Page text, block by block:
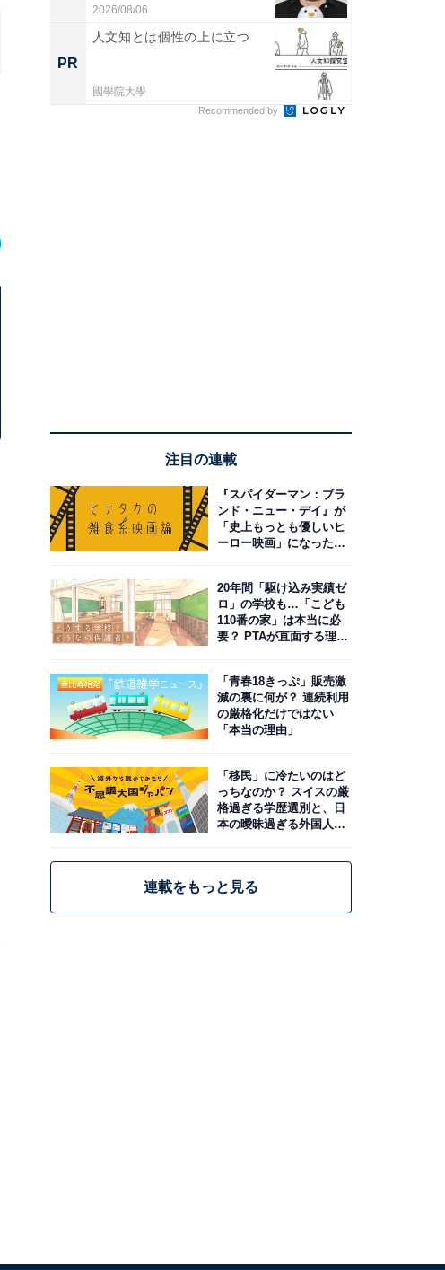
た」の...
2026/08/06
PR
人文知とは個性の上に立つ
國學院大學
Recommended by
注目の連載
『スパイダーマン：ブラ
ンド・ニュー・デイ』が
「史上もっとも優しいヒ
ーロー映画」になった理
20年間「駆け込み実績ゼ
ロ」の学校も…「こども
110番の家」は本当に必
要？ PTAが直面する理想
「青春18きっぷ」販売激
減の裏に何が？ 連続利用
の厳格化だけではない
「本当の理由」
「移民」に冷たいのはど
っちなのか？ スイスの厳
格過ぎる学歴選別と、日
本の曖昧過ぎる外国人政
連載をもっと見る